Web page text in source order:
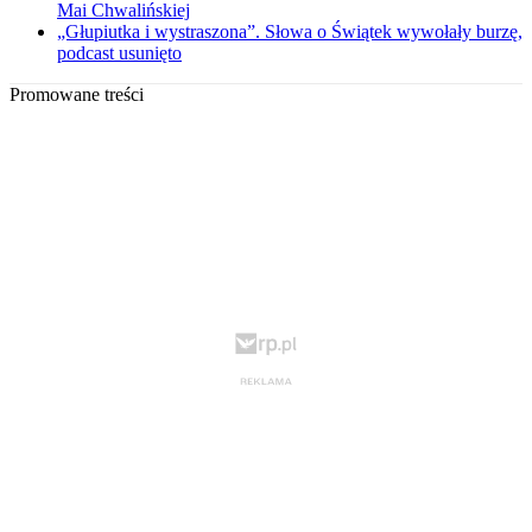
Mai Chwalińskiej
„Głupiutka i wystraszona”. Słowa o Świątek wywołały burzę,
podcast usunięto
Promowane treści